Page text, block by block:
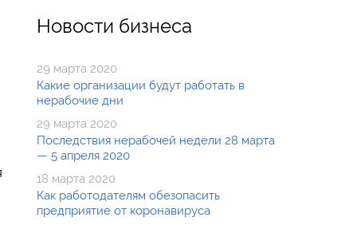
Новости бизнеса
29 марта 2020
Какие организации будут работать в
нерабочие дни
29 марта 2020
Последствия нерабочей недели 28 марта
— 5 апреля 2020
18 марта 2020
Как работодателям обезопасить
предприятие от коронавируса